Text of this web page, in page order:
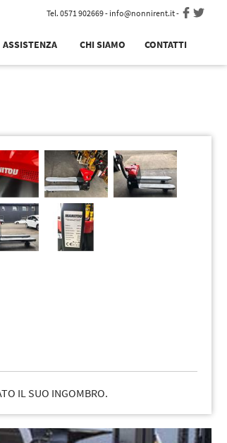
Tel. 0571 902669 - info@nonnirent.it-
ASSISTENZA CHI SIAMO CONTATTI
IL SUO INGOMBRO.